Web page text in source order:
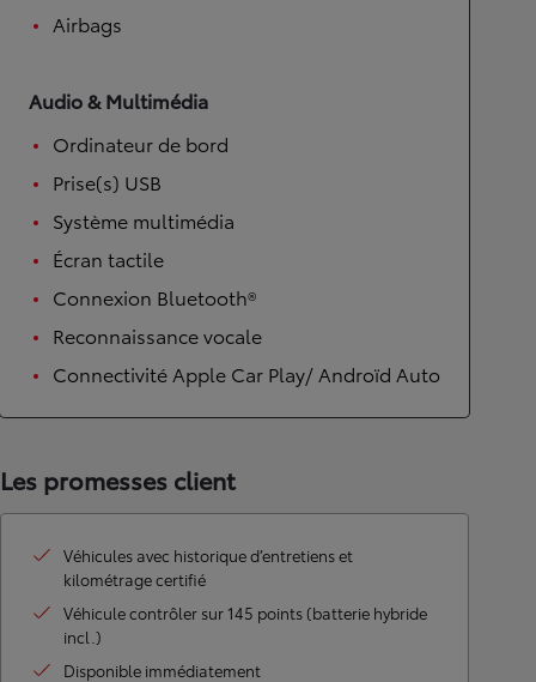
Airbags
Audio & Multimédia
Ordinateur de bord
Prise(s) USB
Système multimédia
Écran tactile
Connexion Bluetooth®
Reconnaissance vocale
Connectivité Apple Car Play/ Androïd Auto
Les promesses client
Véhicules avec historique d’entretiens et
kilométrage certifié
Véhicule contrôler sur 145 points (batterie hybride
incl.)
Disponible immédiatement